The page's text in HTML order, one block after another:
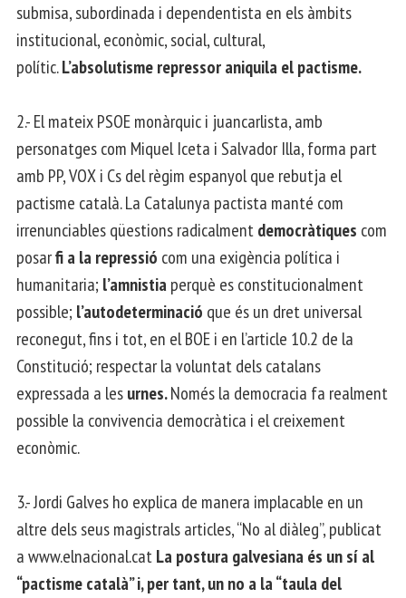
submisa, subordinada i dependentista en els àmbits
institucional, econòmic, social, cultural,
polític.L’absolutisme repressor aniquila el pactisme.
2.- El mateix PSOE monàrquic i juancarlista, amb
personatges com Miquel Iceta i Salvador Illa, forma part
amb PP, VOX i Cs del règim espanyol que rebutja el
pactisme català. La Catalunya pactista manté com
irrenunciables qüestions radicalmentdemocràtiques com
posarfi a la repressió com una exigència política i
humanitaria;l’amnistiaperquè es constitucionalment
possible;l’autodeterminació que és un dret universal
reconegut, fins i tot, en el BOE i en l’article 10.2 de la
Constitució; respectar la voluntat dels catalans
expressada a lesurnes.Només la democracia fa realment
possible la convivencia democràtica i el creixement
econòmic.
3.- Jordi Galves ho explica de manera implacable en un
altre dels seus magistrals articles, “No al diàleg”, publicat
a www.elnacional.catLa postura galvesiana és un sí al
“pactisme català” i, per tant, un no a la “taula del